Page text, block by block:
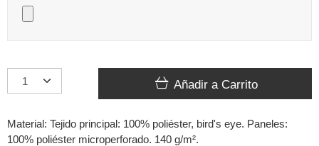
Añadir a Carrito
Material: Tejido principal: 100% poliéster, bird's eye. Paneles:
100% poliéster microperforado. 140 g/m².